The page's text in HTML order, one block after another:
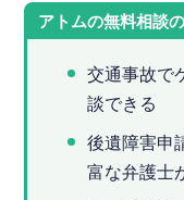
アトムの無料相談
交通事故で
談できる
後遺障害申
富な弁護士